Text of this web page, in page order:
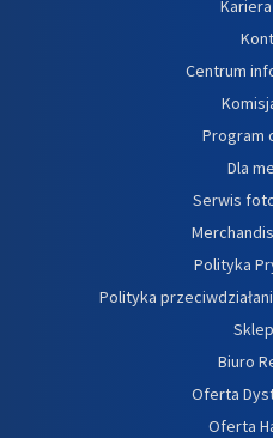
Kariera
Centrum
Program
Dla
Serwis
Polityka
Polityka
Biuro
Oferta
Oferta